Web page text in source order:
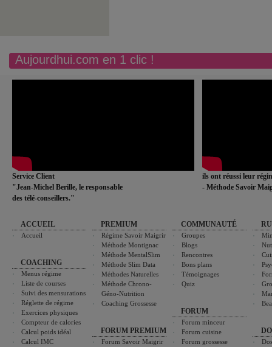
Aujourdhui.com en 1 clic !
Service Client
"Jean-Michel Berille, le responsable
des télé-conseillers."
ils ont réussi leur
- Méthode Savoir
ACCUEIL
Accueil
COACHING
Menus régime
Liste de courses
Suivi des mensurations
Réglette de régime
Exercices physiques
Compteur de calories
Calcul poids idéal
Calcul IMC
PREMIUM
Régime Savoir Maigrir
Méthode Montignac
Méthode MentalSlim
Méthode Slim Data
Méthodes Naturelles
Méthode Chrono-
Géno-Nutrition
Coaching Grossesse
FORUM PREMIUM
Forum Savoir Maigrir
COMMUNAUTÉ
Groupes
Blogs
Rencontres
Bons plans
Témoignages
Quiz
FORUM
Forum minceur
Forum cuisine
Forum grossesse